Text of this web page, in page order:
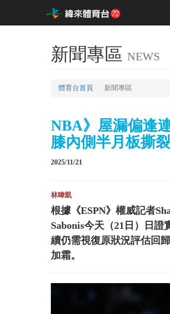
新聞專區 NEWS
體育台首頁 新聞專區
NBA》屋漏偏逢
膝內側半月板撕裂
2025/11/21
林暐凱
根據《ESPN》權威記者
Sabonis今天（21日）日
續仍需視復原狀況評估回
加霜。